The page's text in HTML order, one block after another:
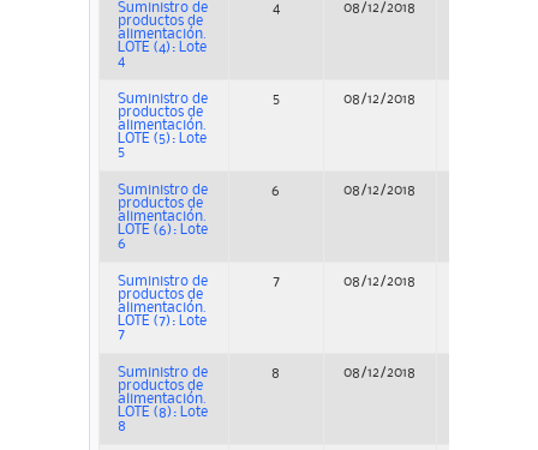
Suministro de
productos de
alimentación.
LOTE (4): Lote
4
4 08/12/2018
Suministro de
productos de
alimentación.
LOTE (5): Lote
5
5 08/12/2018
Suministro de
productos de
alimentación.
LOTE (6): Lote
6
6 08/12/2018
Suministro de
productos de
alimentación.
LOTE (7): Lote
7
7 08/12/2018
Suministro de
productos de
alimentación.
LOTE (8): Lote
8
8 08/12/2018